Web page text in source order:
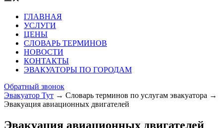
ГЛАВНАЯ
УСЛУГИ
ЦЕНЫ
СЛОВАРЬ ТЕРМИНОВ
НОВОСТИ
КОНТАКТЫ
ЭВАКУАТОРЫ ПО ГОРОДАМ
Обратный звонок
Эвакуатор Тут → Словарь терминов по услугам эвакуатора →
Эвакуация авиационных двигателей
Эвакуация авиационных двигателей